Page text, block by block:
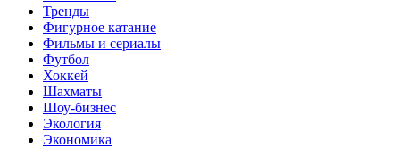
Тренды
Фигурное катание
Фильмы и сериалы
Футбол
Хоккей
Шахматы
Шоу-бизнес
Экология
Экономика